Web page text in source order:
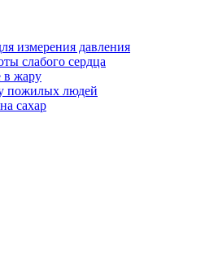
измерения давления
слабого сердца
в жару
пожилых людей
сахар